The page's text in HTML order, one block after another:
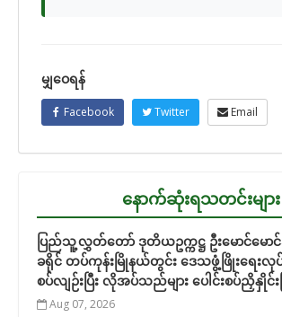
မျှဝေရန်
Facebook Twitter Email
နောက်ဆုံးရသတင်းများ
ပြည်သူ့လွှတ်တော် ဒုတိယဥက္ကဋ္ဌ ဦးမောင်မောင်
ခရိုင် တပ်ကုန်းမြိုနယ်တွင်း ဒေသဖွံ့ဖြိုးရေးလုပ်င
စပ်လျဉ်းပြီး လိုအပ်သည်များ ပေါင်းစပ်ညှိနှိုင်း
Aug 07, 2026